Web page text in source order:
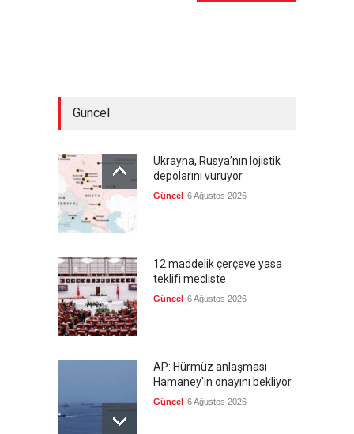
Güncel
Ukrayna, Rusya’nın lojistik
depolarını vuruyor
Güncel 6 Ağustos 2026
12 maddelik çerçeve yasa
teklifi mecliste
Güncel 6 Ağustos 2026
AP: Hürmüz anlaşması
Hamaney'in onayını bekliyor
Güncel 6 Ağustos 2026